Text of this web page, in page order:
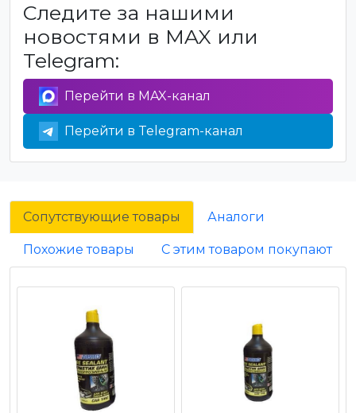
Следите за нашими
новостями в MAX или
Telegram:
Перейти в MAX-канал
Перейти в Telegram-канал
Сопутствующие товары Аналоги
Похожие товары С этим товаром покупают